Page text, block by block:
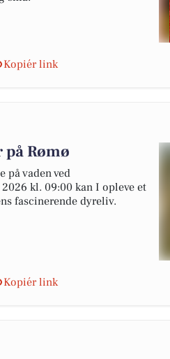
Kopiér link
Rømø
på vaden ved
kl. 09:00 kan I opleve et
fascinerende dyreliv.
Kopiér link